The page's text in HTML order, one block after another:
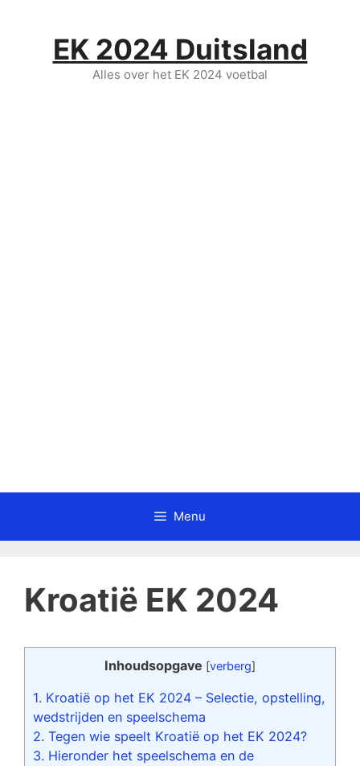
EK 2024 Duitsland
Alles over het EK 2024 voetbal
Menu
Kroatië EK 2024
Inhoudsopgave [verberg]
1. Kroatië op het EK 2024 – Selectie, opstelling,
wedstrijden en speelschema
2. Tegen wie speelt Kroatië op het EK 2024?
3. Hieronder het speelschema en de